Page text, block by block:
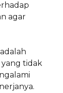
agar
yang tidak